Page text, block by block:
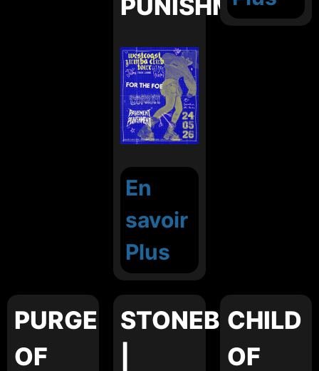
PUNISHMENT
En
savoir
Plus
PURGE
OF
STONEBIRDS
CHILD
OF